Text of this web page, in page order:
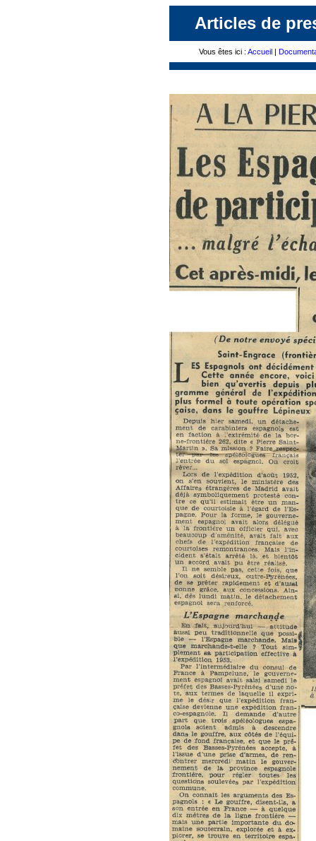
Articles de
Vous êtes ici : Accueil |